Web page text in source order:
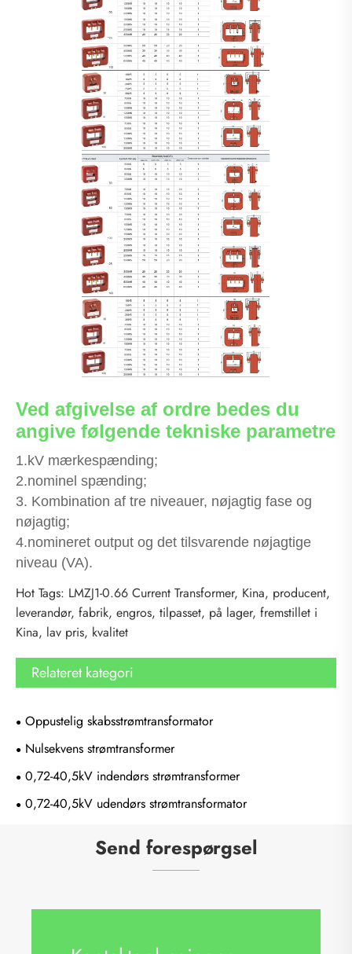
Ved afgivelse af ordre bedes du
angive følgende tekniske parametre
1.kV mærkespænding;
2.nominel spænding;
3. Kombination af tre niveauer, nøjagtig fase og
nøjagtig;
4.nomineret output og det tilsvarende nøjagtige
niveau (VA).
Hot Tags: LMZJ1-0.66 Current Transformer, Kina, producent,
leverandør, fabrik, engros, tilpasset, på lager, fremstillet i
Kina, lav pris, kvalitet
Relateret kategori
Oppustelig skabsstrømtransformator
Nulsekvens strømtransformer
0,72-40,5kV indendørs strømtransformer
0,72-40,5kV udendørs strømtransformator
Send forespørgsel